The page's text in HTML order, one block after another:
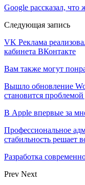
Google рассказал,
Следующая запись
VK Реклама
кабинета ВКонтакте
Вам также могут
Вышло обновление
становится проблемой
В Apple впервые за
Профессиональное
стабильность решает
Разработка
Prev Next